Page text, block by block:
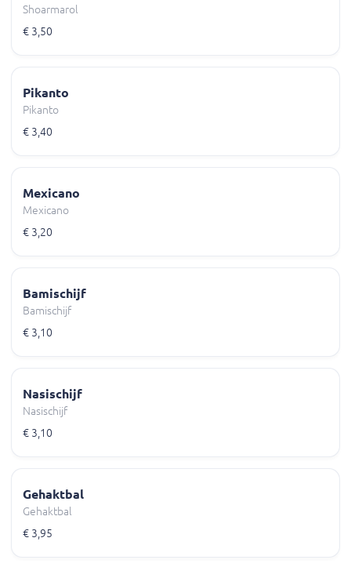
Shoarmarol
€ 3,50
Pikanto
Pikanto
€ 3,40
Mexicano
Mexicano
€ 3,20
Bamischijf
Bamischijf
€ 3,10
Nasischijf
Nasischijf
€ 3,10
Gehaktbal
Gehaktbal
€ 3,95